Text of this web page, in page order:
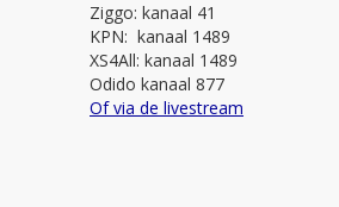
Ziggo: kanaal 41
KPN: kanaal 1489
XS4All: kanaal 1489
Odido kanaal 877
Of via de livestream